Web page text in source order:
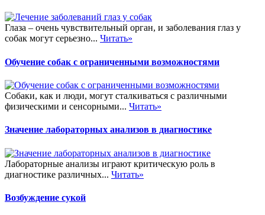
Глаза – очень чувствительный орган, и заболевания глаз у
собак могут серьезно... Читать»
Обучение собак с ограниченными возможностями
Собаки, как и люди, могут сталкиваться с различными
физическими и сенсорными... Читать»
Значение лабораторных анализов в диагностике
Лабораторные анализы играют критическую роль в
диагностике различных... Читать»
Возбуждение сукой